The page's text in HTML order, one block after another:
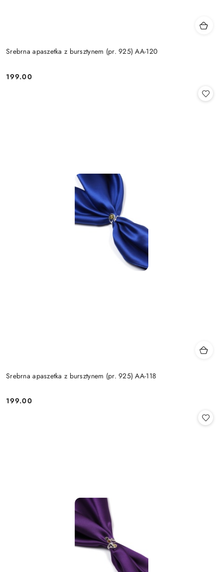
Srebrna apaszetka z bursztynem (pr. 925) AA-120
Cena:
199.00
Srebrna apaszetka z bursztynem (pr. 925) AA-118
Cena:
199.00